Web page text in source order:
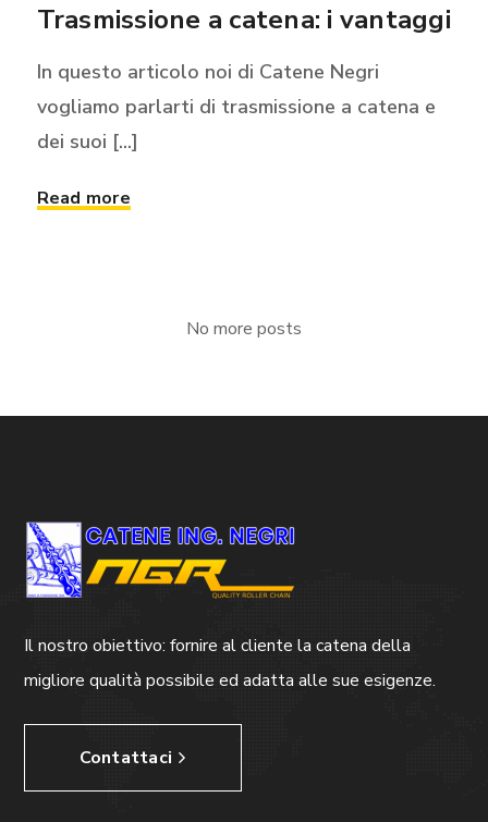
Trasmissione a catena: i vantaggi
In questo articolo noi di Catene Negri
vogliamo parlarti di trasmissione a catena e
dei suoi [...]
Read more
No more posts
Il nostro obiettivo: fornire al cliente la catena della
migliore qualità possibile ed adatta alle sue esigenze.
Contattaci